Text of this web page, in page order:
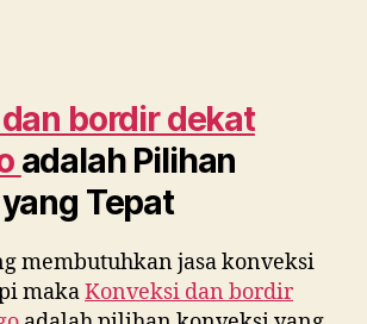
bordir dekat
adalah Pilihan
Tepat
membutuhkan jasa konveksi
makaKonveksi dan bordir